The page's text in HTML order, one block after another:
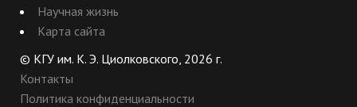
Научная жизнь
Карта сайта
© КГУ им. К. Э. Циолковского, 2026 г.
Контакты
Политика конфиденциальности